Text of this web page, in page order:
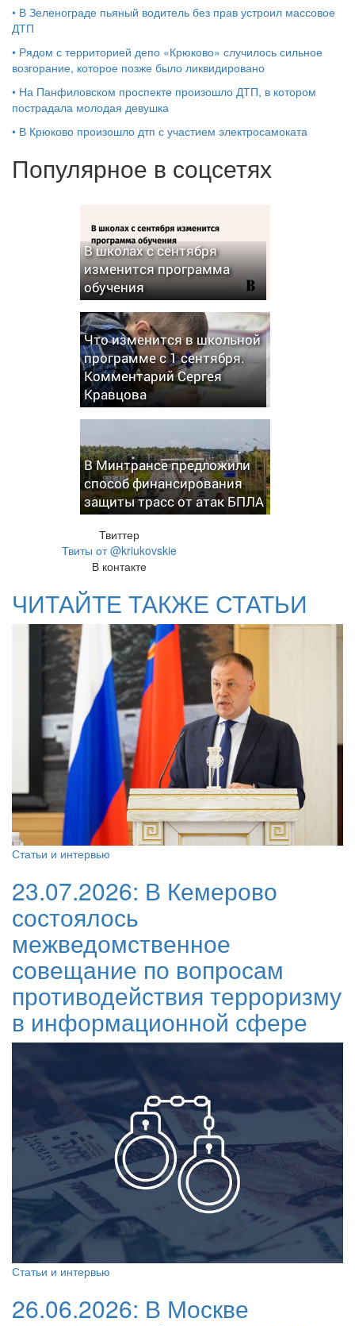
• В Зеленограде пьяный водитель без прав устроил массовое
ДТП
• Рядом с территорией депо «Крюково» случилось сильное
возгорание, которое позже было ликвидировано
• На Панфиловском проспекте произошло ДТП, в котором
пострадала молодая девушка
• В Крюково произошло дтп с участием электросамоката
Популярное в соцсетях
В школах с сентября
изменится программа
обучения
Что изменится в школьной
программе с 1 сентября.
Комментарий Сергея
Кравцова
В Минтрансе предложили
способ финансирования
защиты трасс от атак БПЛА
Твиттер
Твиты от @kriukovskie
В контакте
ЧИТАЙТЕ ТАКЖЕ СТАТЬИ
Статьи и интервью
23.07.2026: В Кемерово
состоялось
межведомственное
совещание по вопросам
противодействия терроризму
в информационной сфере
Статьи и интервью
26.06.2026: В Москве